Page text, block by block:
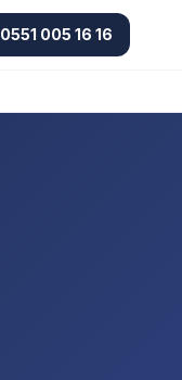
0551 005 16 16